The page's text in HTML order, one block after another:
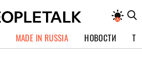
MADE IN RUSSIA НОВОСТИ